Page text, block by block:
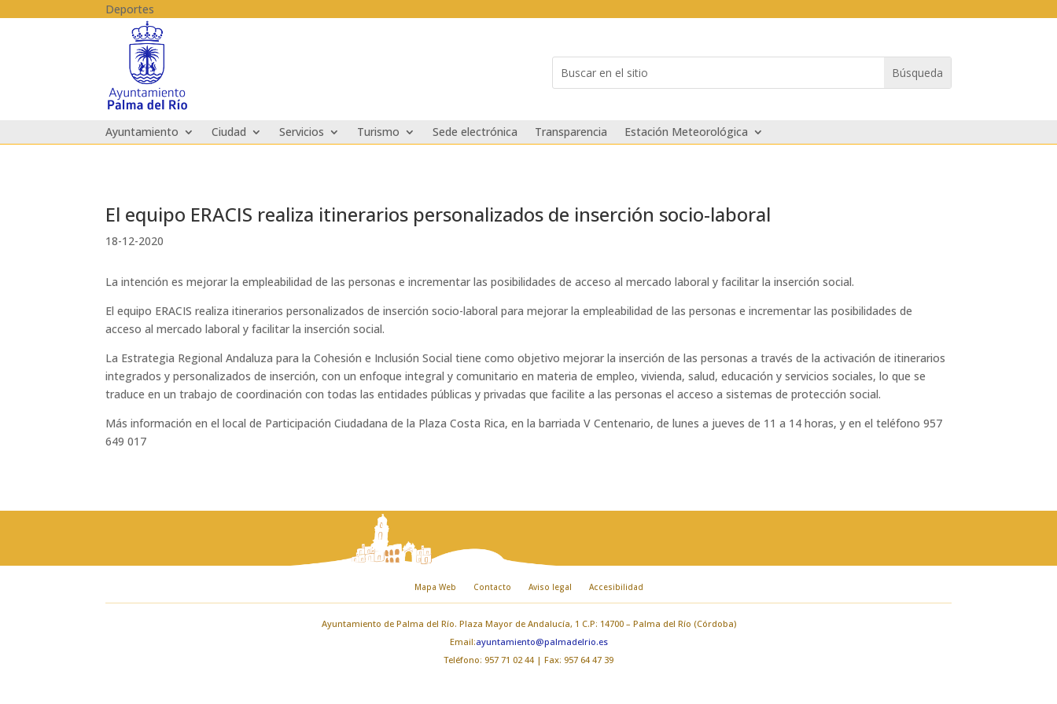
Deportes
for...
Ayuntamiento Ciudad Servicios Turismo Sede electrónica Transparencia Estación Meteorológica
El equipo ERACIS realiza itinerarios personalizados de inserción socio-laboral
18-12-2020
La intención es mejorar la empleabilidad de las personas e incrementar las posibilidades de acceso al mercado laboral y facilitar la inserción social.
El equipo ERACIS realiza itinerarios personalizados de inserción socio-laboral para mejorar la empleabilidad de las personas e incrementar las posibilidades de
acceso al mercado laboral y facilitar la inserción social.
La Estrategia Regional Andaluza para la Cohesión e Inclusión Social tiene como objetivo mejorar la inserción de las personas a través de la activación de itinerarios
integrados y personalizados de inserción, con un enfoque integral y comunitario en materia de empleo, vivienda, salud, educación y servicios sociales, lo que se
traduce en un trabajo de coordinación con todas las entidades públicas y privadas que facilite a las personas el acceso a sistemas de protección social.
Más información en el local de Participación Ciudadana de la Plaza Costa Rica, en la barriada V Centenario, de lunes a jueves de 11 a 14 horas, y en el teléfono 957
649 017
Mapa Web Contacto Aviso legal Accesibilidad
Ayuntamiento de Palma del Río. Plaza Mayor de Andalucía, 1 C.P: 14700 – Palma del Río (Córdoba)
Email:ayuntamiento@palmadelrio.es
Teléfono: 957 71 02 44 | Fax: 957 64 47 39